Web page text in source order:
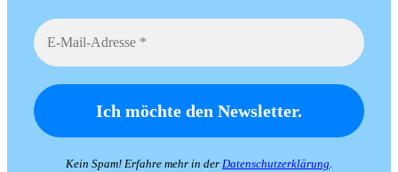
Kein Spam! Erfahre mehr in der Datenschutzerklärung.